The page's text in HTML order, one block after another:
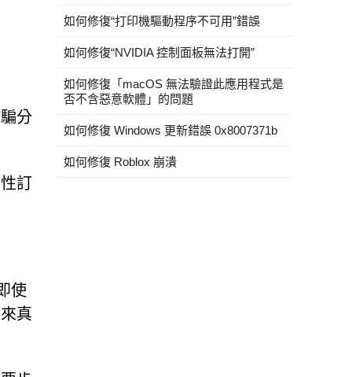
分
訂
使
真
如何修復“打印機驅動程序不可用”錯誤
如何修復“NVIDIA 控制面板無法打開”
如何修復「macOS 無法驗證此應用程式是
否不含惡意軟體」的問題
如何修復 Windows 更新錯誤 0x8007371b
如何修復 Roblox 崩潰